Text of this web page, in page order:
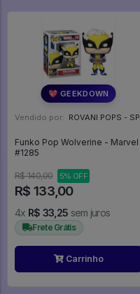
💖 GEEKDOWN
Vendido por: ROVANI POPS - SP
Funko Pop Wolverine - Marvel
#1285
R$ 140,00 5% OFF
R$ 133,00
4x R$ 33,25 sem juros
Frete Grátis
Carrinho